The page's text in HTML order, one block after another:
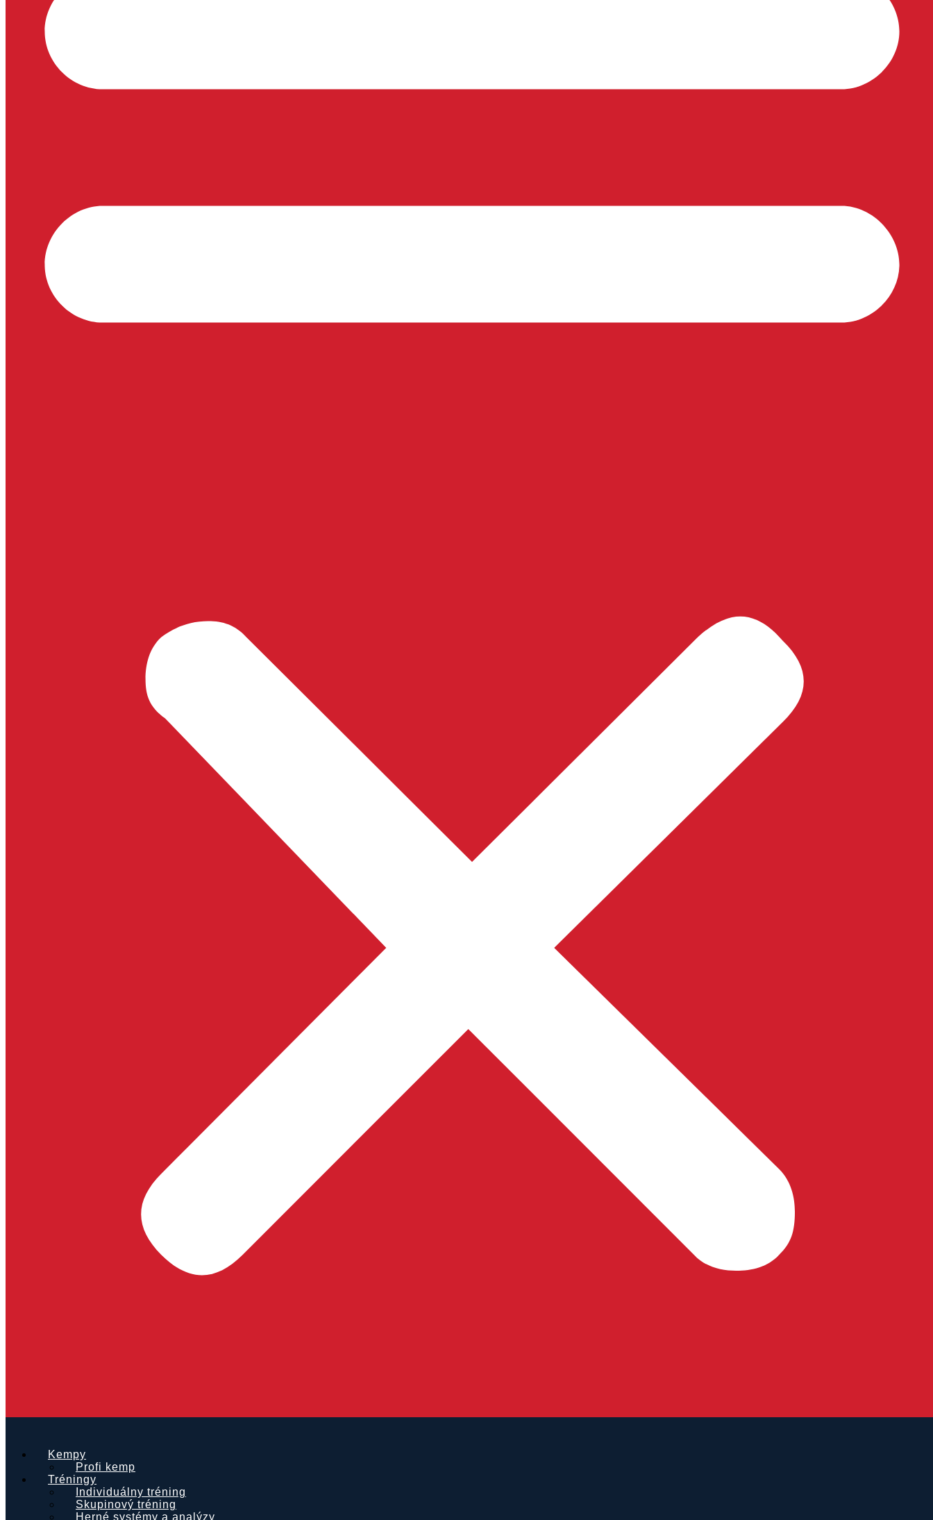
Kempy
Profi kemp
Tréningy
Individuálny tréning
Skupinový tréning
Herné systémy a analýzy